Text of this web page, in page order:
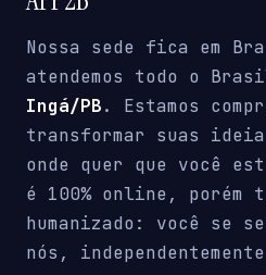
Nossa sede fica em
atendemos todo o
Ingá/PB. Estamos
transformar suas
onde quer que você
é 100% online, porém
humanizado: você se
nós,